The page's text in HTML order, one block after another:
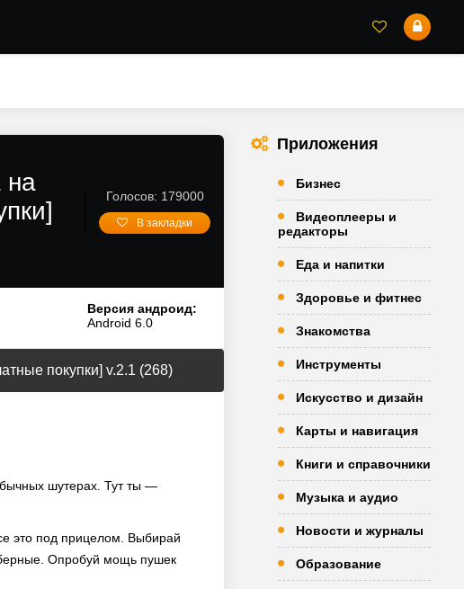
на
Голосов: 179000
В закладки
Версия андроид:
Android 6.0
покупки] v.2.1 (268)
шутерах. Тут ты —
это под прицелом. Выбирай
Опробуй мощь пушек
Приложения
Бизнес
Видеоплееры и
редакторы
Еда и напитки
Здоровье и фитнес
Знакомства
Инструменты
Искусство и дизайн
Карты и навигация
Книги и справочники
Музыка и аудио
Новости и журналы
Образование